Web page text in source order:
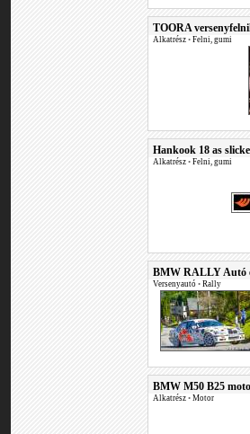
TOORA
Alkatrész • Felni, gumi
Hankook 18 as
Alkatrész • Felni, gumi
BMW RALLY Autó
Versenyautó • Rally
BMW M50 B25
Alkatrész • Motor